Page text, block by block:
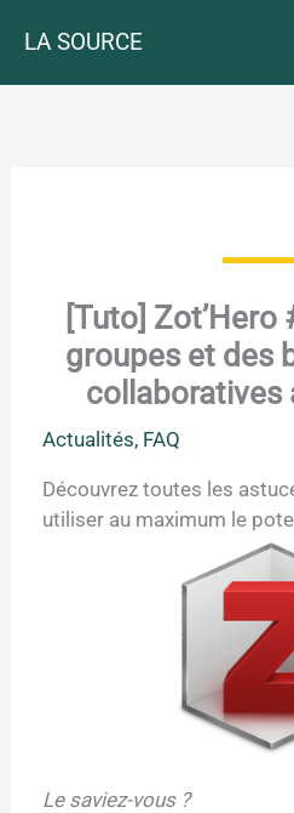
LA SOURCE
[Tuto] Zot’Hero
groupes et des
collaboratives
Actualités, FAQ
Découvrez toutes les
utiliser au maximum le
Le saviez-vous ?